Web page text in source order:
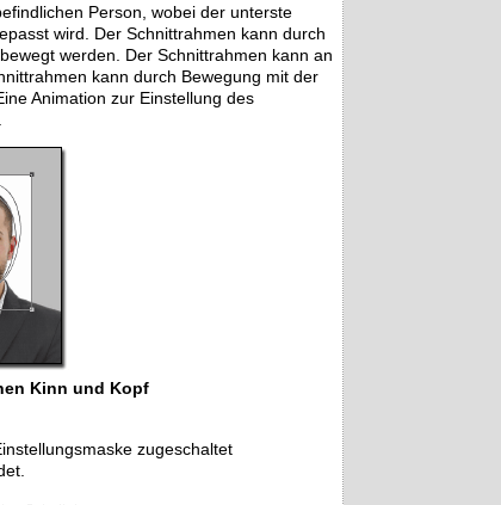
Person, wobei der unterste
wird. Der Schnittrahmen kann durch
werden. Der Schnittrahmen kann an
kann durch Bewegung mit der
Animation zur Einstellung des
Kinn und Kopf
zugeschaltet